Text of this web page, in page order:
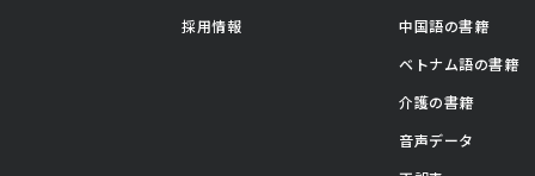
採用情報
中国語の書籍
ベトナム語の書籍
介護の書籍
音声データ